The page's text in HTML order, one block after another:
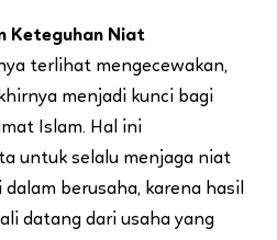
Keteguhan Niat
terlihat mengecewakan,
menjadi kunci bagi
Islam. Hal ini
untuk selalu menjaga niat
berusaha, karena hasil
datang dari usaha yang